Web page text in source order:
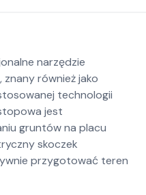
narzędzie
również jako
technologii
jest
gruntów na placu
skoczek
przygotować teren